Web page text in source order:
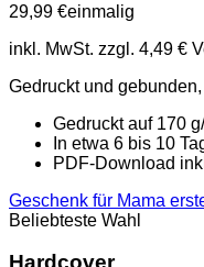
29,99 €einmalig
inkl. MwSt. zzgl. 4,49 €
Gedruckt und
Gedruckt auf 170
In etwa 6 bis 10
PDF-Download
Geschenk für Mama
Beliebteste Wahl